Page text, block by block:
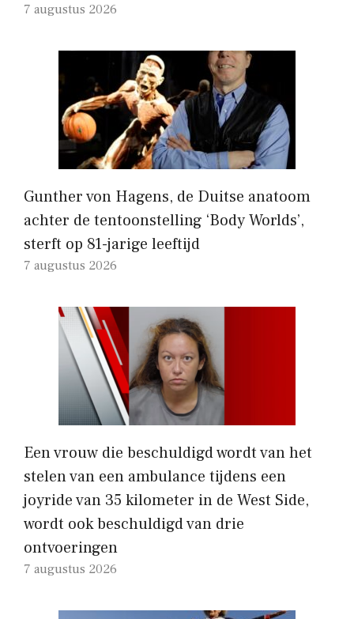
7 augustus 2026
Gunther von Hagens, de Duitse anatoom
achter de tentoonstelling ‘Body Worlds’,
sterft op 81-jarige leeftijd
7 augustus 2026
Een vrouw die beschuldigd wordt van het
stelen van een ambulance tijdens een
joyride van 35 kilometer in de West Side,
wordt ook beschuldigd van drie
ontvoeringen
7 augustus 2026